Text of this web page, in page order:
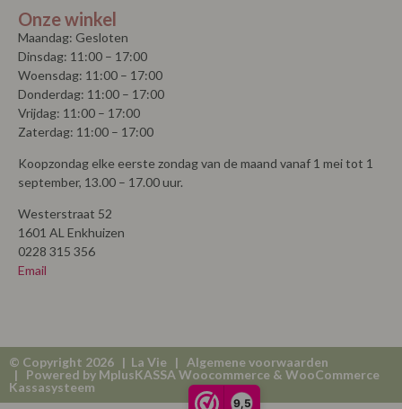
9,5
Onze winkel
Maandag: Gesloten
Dinsdag: 11:00 – 17:00
Woensdag: 11:00 – 17:00
Donderdag: 11:00 – 17:00
Vrijdag: 11:00 – 17:00
Zaterdag: 11:00 – 17:00
Koopzondag elke eerste zondag van de maand vanaf 1 mei tot 1
september, 13.00 – 17.00 uur.
Westerstraat 52
1601 AL Enkhuizen
0228 315 356
Email
© Copyright 2026 | La Vie | Algemene voorwaarden
| Powered by MplusKASSA Woocommerce & WooCommerce
Kassasysteem